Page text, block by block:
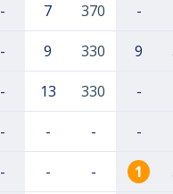
- 7 370 -
- 9 330 9
- 13 330 -
- - - -
- - - 1